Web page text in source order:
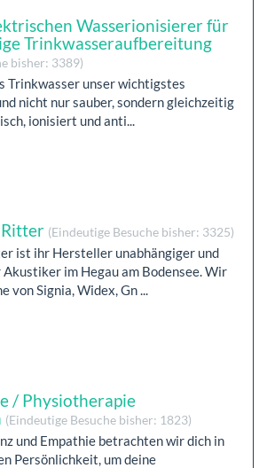
Wasserionisierer für
Trinkwasseraufbereitung
bisher: 3389)
Trinkwasser unser wichtigstes
nicht nur sauber, sondern gleichzeitig
ionisiert und anti...
(Eindeutige Besuche bisher: 3325)
ist ihr Hersteller unabhängiger und
im Hegau am Bodensee. Wir
von Signia, Widex, Gn ...
/ Physiotherapie
(Eindeutige Besuche bisher: 1823)
und Empathie betrachten wir dich in
Persönlichkeit, um deine